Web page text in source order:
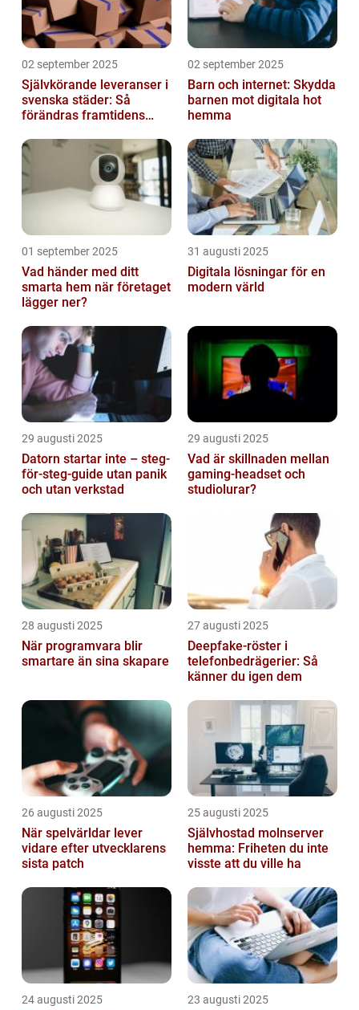
02 september 2025
Självkörande leveranser i
svenska städer: Så
förändras framtidens
02 september 2025
Barn och internet: Skydda
barnen mot digitala hot
hemma
01 september 2025
Vad händer med ditt
smarta hem när företaget
lägger ner?
31 augusti 2025
Digitala lösningar för en
modern värld
29 augusti 2025
Datorn startar inte – steg-
för-steg-guide utan panik
och utan verkstad
29 augusti 2025
Vad är skillnaden mellan
gaming-headset och
studiolurar?
28 augusti 2025
När programvara blir
smartare än sina skapare
27 augusti 2025
Deepfake-röster i
telefonbedrägerier: Så
känner du igen dem
26 augusti 2025
När spelvärldar lever
vidare efter utvecklarens
sista patch
25 augusti 2025
Självhostad molnserver
hemma: Friheten du inte
visste att du ville ha
24 augusti 2025 23 augusti 2025